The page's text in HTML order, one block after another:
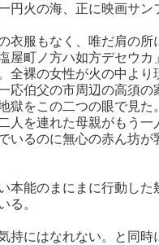
火の海、正に映画サン
衣服もなく、唯だ肩の
屋町ノ方ハ如方デセウ
全裸の女性が火の中よ
応伯父の市周辺の高須
獄をこの二つの眼で見
人を連れた母親がもう
いるのに無心の赤ん坊
本能のまにまに行動し
る。
持にはなれない。と同